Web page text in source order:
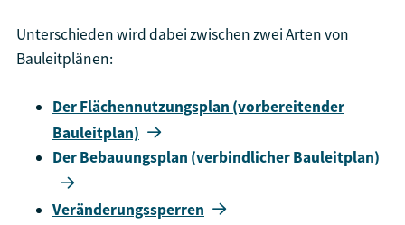
Unterschieden wird dabei zwischen zwei Arten von
Bauleitplänen:
Der Flächennutzungsplan (vorbereitender
Bauleitplan)
Der Bebauungsplan (verbindlicher Bauleitplan)
Veränderungssperren